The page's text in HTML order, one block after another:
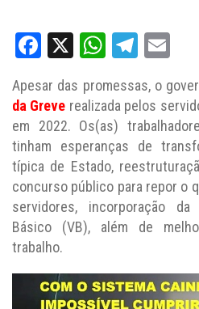
Facebook
X WhatsApp
Apesar das promessas, o
da Greve realizada pelos
em 2022. Os(as)
tinham esperanças de
típica de Estado,
concurso público para repor o
servidores, incorporação
Básico (VB), além de
trabalho.